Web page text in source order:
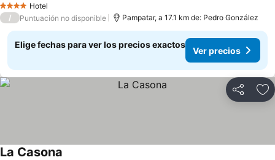
4 EstrellasHotel
/ Puntuación no disponible Pampatar, a 17.1 km de: Pedro González
Elige fechas para ver los precios exactos
Ver precios
Compartir
La Casona